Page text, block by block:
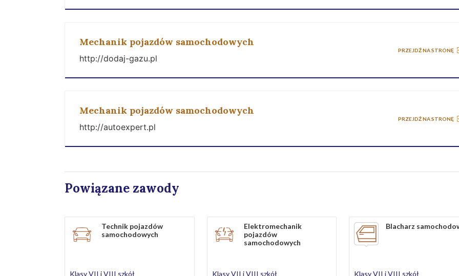
Mechanik pojazdów samochodowych
http://dodaj-gazu.pl
PRZEJDŹ NA STRONĘ
Mechanik pojazdów samochodowych
http://autoexpert.pl
PRZEJDŹ NA STRONĘ
Powiązane zawody
Technik pojazdów
samochodowych
Klasy VII i VIII szkół
Elektromechanik
pojazdów
samochodowych
Klasy VII i VIII szkół
Blacharz
Klasy VII i VIII szkół